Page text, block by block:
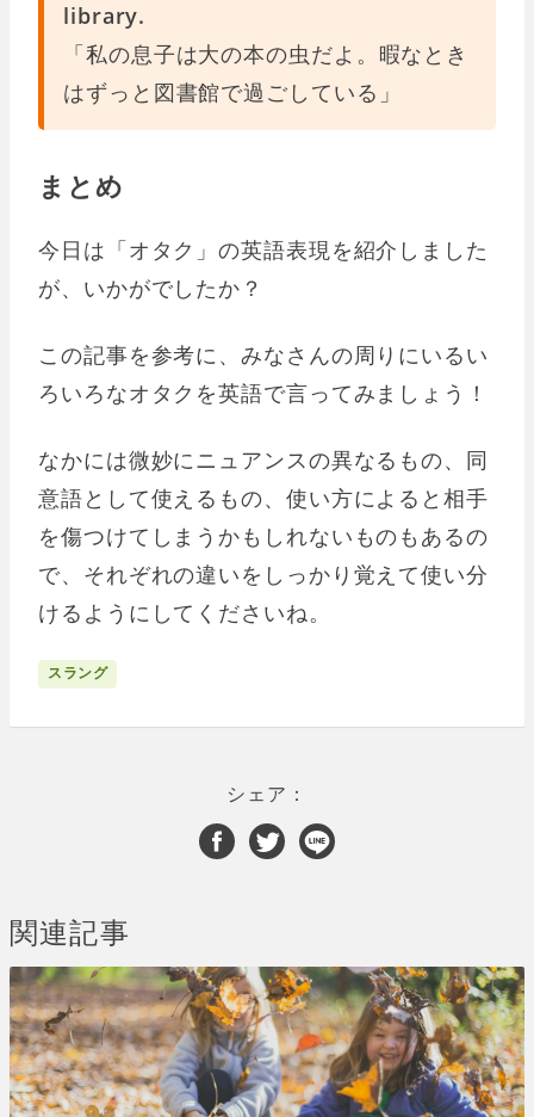
library.
「私の息子は大の本の虫だよ。暇なとき
はずっと図書館で過ごしている」
まとめ
今日は「オタク」の英語表現を紹介しました
が、いかがでしたか？
この記事を参考に、みなさんの周りにいるい
ろいろなオタクを英語で言ってみましょう！
なかには微妙にニュアンスの異なるもの、同
意語として使えるもの、使い方によると相手
を傷つけてしまうかもしれないものもあるの
で、それぞれの違いをしっかり覚えて使い分
けるようにしてくださいね。
スラング
シェア：
関連記事